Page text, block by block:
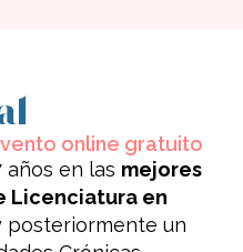
online gratuito
en las mejores
Licenciatura en
posteriormente un